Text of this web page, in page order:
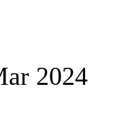
2024